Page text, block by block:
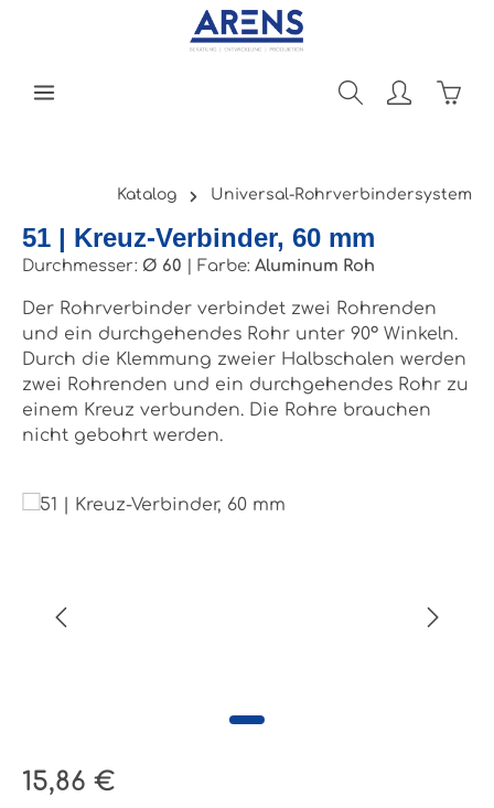
Zum Hauptinhalt springen
Katalog Universal-Rohrverbindersystem
51 | Kreuz-Verbinder, 60 mm
Durchmesser: Ø 60 Farbe: Aluminum Roh
Der Rohrverbinder verbindet zwei Rohrenden
und ein durchgehendes Rohr unter 90° Winkeln.
Durch die Klemmung zweier Halbschalen werden
zwei Rohrenden und ein durchgehendes Rohr zu
einem Kreuz verbunden. Die Rohre brauchen
nicht gebohrt werden.
Bildergalerie überspringen
Regulärer Preis:
15,86 €